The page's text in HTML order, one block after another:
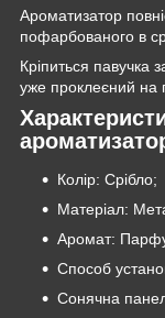
Ароматизатор
пофарбованого в
Кріпиться павучка
уже проклеєний на
Колір: Срібло;
Матеріал:
Аромат:
Способ
Сонячна